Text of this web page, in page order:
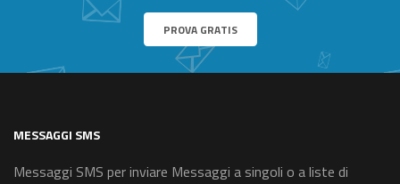
PROVA GRATIS
MESSAGGI SMS
Messaggi SMS per inviare Messaggi a singoli o a liste di